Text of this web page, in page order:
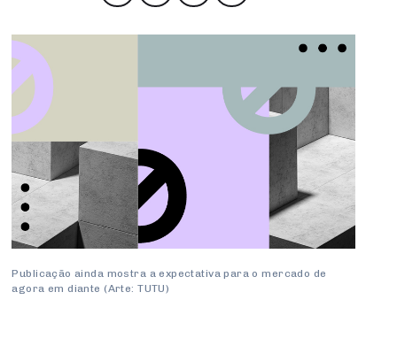
PROJETOS ESPECIAIS:
Afixação de preços e fiscalização
COP30
SENAC
Cecomercio
Licitações
Prêmio de Sustentabilidade
Conselho Estadual de Defesa do Contribuinte
Conselho de Economia Empresarial e Política
Conselho Superior de Direito
Conselho do Comércio Atacadista
Conselho de Serviços
Conselho de Relações Internacionais
Conselho de Sustentabilidade
Conselho de Comércio Eletrônico
Advocacy
Publicação ainda mostra a expectativa para o mercado de
agora em diante (Arte: TUTU)